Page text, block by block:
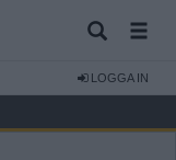
LOGGA IN